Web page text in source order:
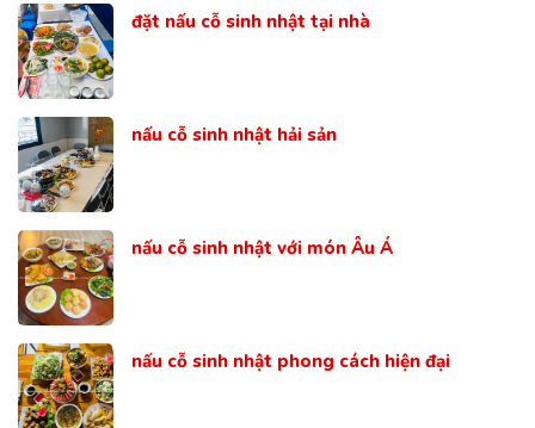
đặt nấu cỗ sinh nhật tại nhà
nấu cỗ sinh nhật hải sản
nấu cỗ sinh nhật với món Âu Á
nấu cỗ sinh nhật phong cách hiện đại